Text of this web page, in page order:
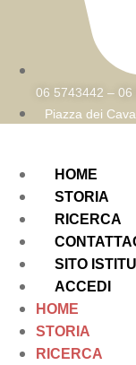
06 5743442 – 06
Piazza dei
HOME
STORIA
RICERCA
SITO
ACCEDI
HOME
STORIA
RICERCA